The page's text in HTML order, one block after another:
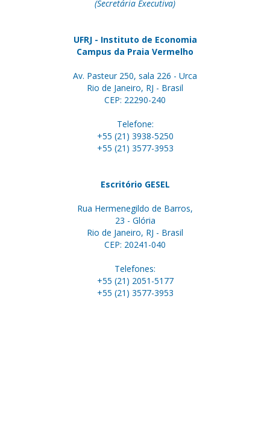
(Secretária Executiva)
UFRJ - Instituto de Economia
Campus da Praia Vermelho
Av. Pasteur 250, sala 226 - Urca
Rio de Janeiro, RJ - Brasil
CEP: 22290-240
Telefone:
+55 (21) 3938-5250
+55 (21) 3577-3953
Escritório GESEL
Rua Hermenegildo de Barros,
23 - Glória
Rio de Janeiro, RJ - Brasil
CEP: 20241-040
Telefones:
+55 (21) 2051-5177
+55 (21) 3577-3953